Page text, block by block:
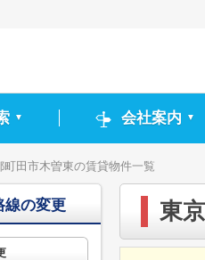
▼ 会社案内 ▼
町田市木曽東の賃貸物件一覧
東
線の変更